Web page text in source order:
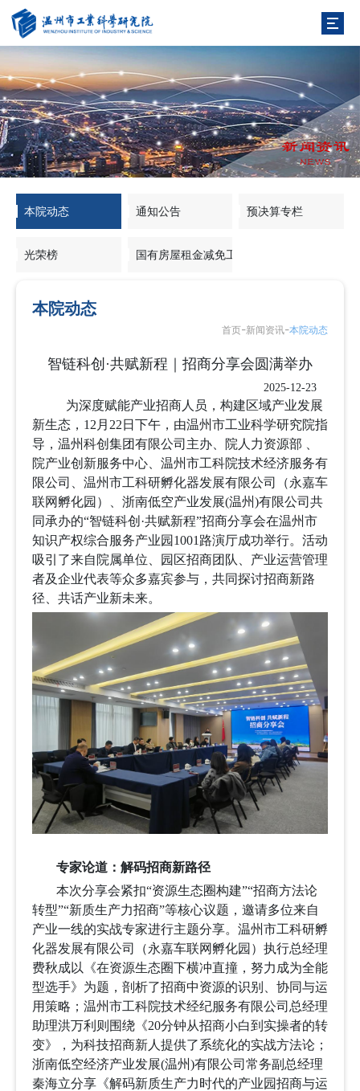
本院动态 通知公告 预决算专栏
光荣榜 国有房屋租金减免工作专栏
本院动态
首页-新闻资讯-本院动态
智链科创·共赋新程｜招商分享会圆满举办
2025-12-23
为深度赋能产业招商人员，构建区域产业发展
新生态， 12 月 22 日下午，由温州市工业科学研究院指
导，温州科创集团有限公司主办、院人力资源部 、
院产业创新服务中心、温州市工科院技术经济服务有
限公司、温州市工科研孵化器发展有限公司（永嘉车
联网孵化园）、浙南低空产业发展(温州)有限公司共
同承办的“智链科创 ·共赋新程”招商分享会在温州市
知识产权综合服务产业园 1001 路演厅成功举行。活动
吸引了来自院属单位、园区招商团队、产业运营管理
者及企业代表等众多嘉宾参与，共同探讨招商新路
径、共话产业新未来。
专家论道：解码招商新路径
本次分享会紧扣“资源生态圈构建”“招商方法论
转型”“新质生产力招商”等核心议题，邀请多位来自
产业一线的实战专家进行主题分享。 温州市工科研孵
化器发展有限公司（永嘉车联网孵化园）执行总经理
费秋成以《在资源生态圈下横冲直撞，努力成为全能
型选手》为题，剖析了招商中资源的识别、协同与运
用策略；温州市工科院技术经纪服务有限公司总经理
助理洪万利则围绕《20分钟从招商小白到实操者的转
变》，为科技招商新人提供了系统化的实战方法论；
浙南低空经济产业发展(温州)有限公司常务副总经理
秦海立分享《解码新质生产力时代的产业园招商与运